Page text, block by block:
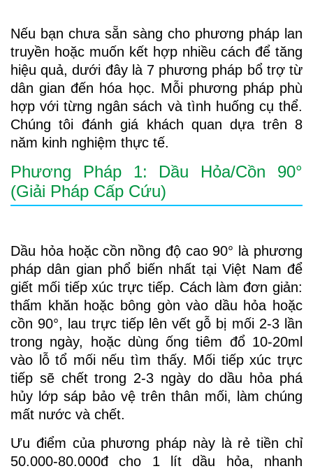
Nếu bạn chưa sẵn sàng cho phương pháp lan
truyền hoặc muốn kết hợp nhiều cách để tăng
hiệu quả, dưới đây là 7 phương pháp bổ trợ từ
dân gian đến hóa học. Mỗi phương pháp phù
hợp với từng ngân sách và tình huống cụ thể.
Chúng tôi đánh giá khách quan dựa trên 8
năm kinh nghiệm thực tế.
Phương Pháp 1: Dầu Hỏa/Cồn 90°
(Giải Pháp Cấp Cứu)
Dầu hỏa hoặc cồn nồng độ cao 90° là phương
pháp dân gian phổ biến nhất tại Việt Nam để
giết mối tiếp xúc trực tiếp. Cách làm đơn giản:
thấm khăn hoặc bông gòn vào dầu hỏa hoặc
cồn 90°, lau trực tiếp lên vết gỗ bị mối 2-3 lần
trong ngày, hoặc dùng ống tiêm đổ 10-20ml
vào lỗ tổ mối nếu tìm thấy. Mối tiếp xúc trực
tiếp sẽ chết trong 2-3 ngày do dầu hỏa phá
hủy lớp sáp bảo vệ trên thân mối, làm chúng
mất nước và chết.
Ưu điểm của phương pháp này là rẻ tiền chỉ
50.000-80.000đ cho 1 lít dầu hỏa, nhanh